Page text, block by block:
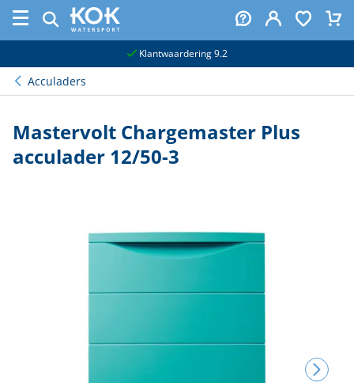
Klantwaardering 9.2
Acculaders
Mastervolt Chargemaster Plus
acculader 12/50-3